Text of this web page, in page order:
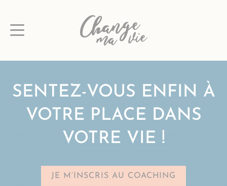
au
SENTEZ-VOUS ENFIN À
VOTRE PLACE DANS
VOTRE VIE !
JE M’INSCRIS AU COACHING